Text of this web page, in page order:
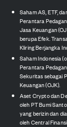
Saham AS, ETF,
Perantara
Jasa Keuangan
berupa Efek.
Kliring Berjangka
Saham Indonesia
Perantara
Sekuritas sebagai
Keuangan (OJK).
Aset Crypto dan
oleh PT Bumi
yang berizin dan
oleh Central